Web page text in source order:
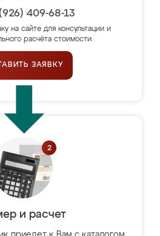
409-68-13
на сайте для консультации и
расчёта стоимости.
ЗАЯВКУ
и расчет